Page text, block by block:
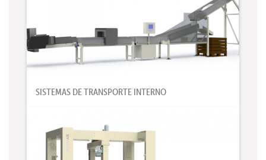
SISTEMAS DE TRANSPORTE INTERNO